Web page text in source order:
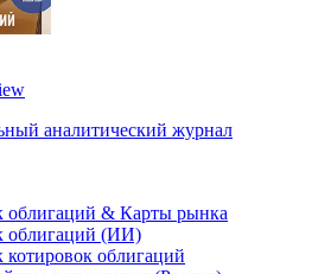
аналитический журнал
облигаций & Карты рынка
облигаций (ИИ)
котировок облигаций